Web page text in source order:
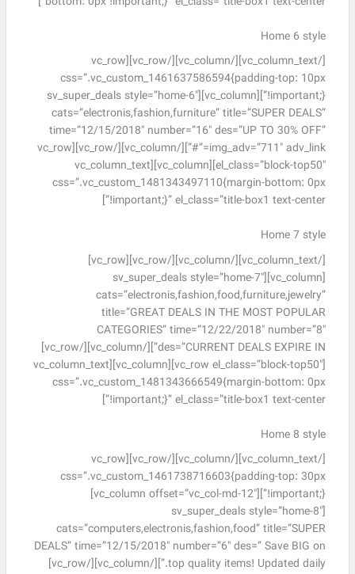
Home 6 style
[/vc_column_text][/vc_column][/vc_row][vc_row
css=”.vc_custom_1461637586594{padding-top: 10px
!important;}”][vc_column][sv_super_deals style=”home-6″
cats=”electronis,fashion,furniture” title=”SUPER DEALS”
time=”12/15/2018″ number=”16″ des=”UP TO 30% OFF”
img_adv=”711″ adv_link=”#”][/vc_column][/vc_row][vc_row
el_class=”block-top50″][vc_column][vc_column_text
css=”.vc_custom_1481343497110{margin-bottom: 0px
!important;}” el_class=”title-box1 text-center”]
Home 7 style
[/vc_column_text][/vc_column][/vc_row][vc_row]
[vc_column][sv_super_deals style=”home-7″
cats=”electronis,fashion,food,furniture,jewelry”
title=”GREAT DEALS IN THE MOST POPULAR
CATEGORIES” time=”12/22/2018″ number=”8″
des=”CURRENT DEALS EXPIRE IN”][/vc_column][/vc_row]
[vc_row el_class=”block-top50″][vc_column][vc_column_text
css=”.vc_custom_1481343666549{margin-bottom: 0px
!important;}” el_class=”title-box1 text-center”]
Home 8 style
[/vc_column_text][/vc_column][/vc_row][vc_row
css=”.vc_custom_1461738716603{padding-top: 30px
!important;}”][vc_column offset=”vc_col-md-12″]
[sv_super_deals style=”home-8″
cats=”computers,electronis,fashion,food” title=”SUPER
DEALS” time=”12/15/2018″ number=”6″ des=” Save BIG on
top quality items! Updated daily.”][/vc_column][/vc_row]